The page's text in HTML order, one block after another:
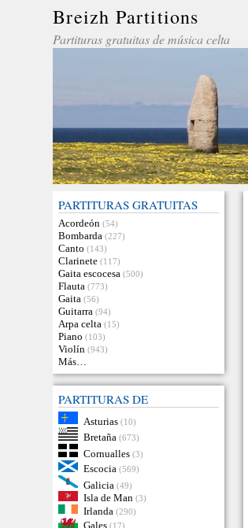
Breizh Partitions
Partituras gratuitas de música celta
PARTITURAS GRATUITAS
Acordeón (54)
Bombarda (227)
Canto (143)
Clarinete (117)
Gaita escocesa (500)
Flauta (773)
Gaita (56)
Guitarra (94)
Arpa celta (15)
Piano (103)
Violín (943)
Más…
PARTITURAS DE
Asturias (10)
Bretaña (673)
Cornualles (3)
Escocia (569)
Galicia (49)
Isla de Man (3)
Irlanda (290)
Gales (17)